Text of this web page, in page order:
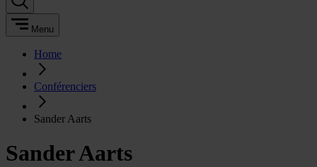
Menu
Home
Conférenciers
Sander Aarts
Sander Aarts